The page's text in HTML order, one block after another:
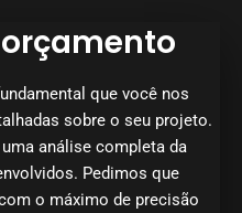
que você nos
sobre o seu projeto.
análise completa da
Pedimos que
o máximo de precisão